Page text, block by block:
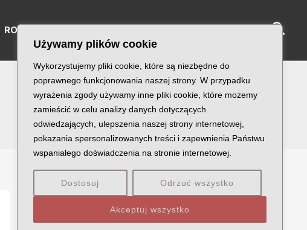
Używamy plików cookie
Wykorzystujemy pliki cookie, które są niezbędne do
poprawnego funkcjonowania naszej strony. W przypadku
wyrażenia zgody używamy inne pliki cookie, które możemy
zamieścić w celu analizy danych dotyczących
odwiedzających, ulepszenia naszej strony internetowej,
pokazania spersonalizowanych treści i zapewnienia Państwu
wspaniałego doświadczenia na stronie internetowej.
Dostosuj Odrzuć wszystko
Akceptuj wszystko
RODZINY KATYŃSKIE
Wyszukaj
Szukaj